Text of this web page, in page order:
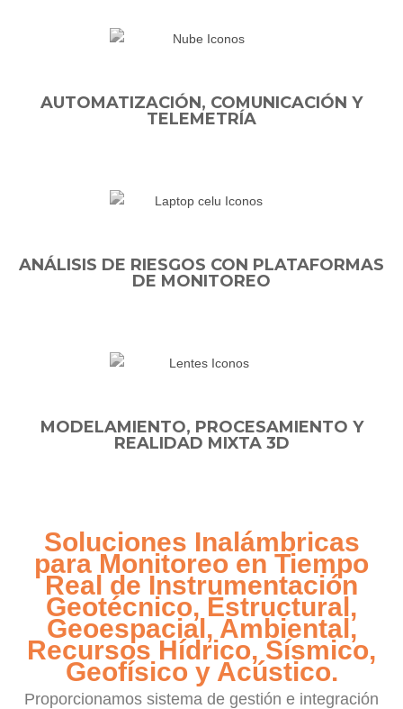
AUTOMATIZACIÓN, COMUNICACIÓN Y
TELEMETRÍA
ANÁLISIS DE RIESGOS CON PLATAFORMAS
DE MONITOREO
MODELAMIENTO, PROCESAMIENTO Y
REALIDAD MIXTA 3D
Soluciones Inalámbricas
para Monitoreo en Tiempo
Real de Instrumentación
Geotécnico, Estructural,
Geoespacial, Ambiental,
Recursos Hídrico, Sísmico,
Geofísico y Acústico.
Proporcionamos sistema de gestión e integración